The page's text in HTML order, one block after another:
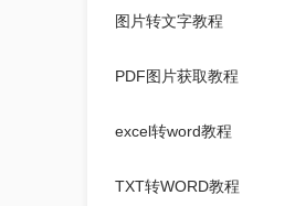
图片转文字教程
PDF图片获取教程
excel转word教程
TXT转WORD教程